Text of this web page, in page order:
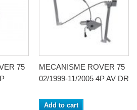
75
MECANISME ROVER 75
02/1999-11/2005 4P AV DR
Add to cart